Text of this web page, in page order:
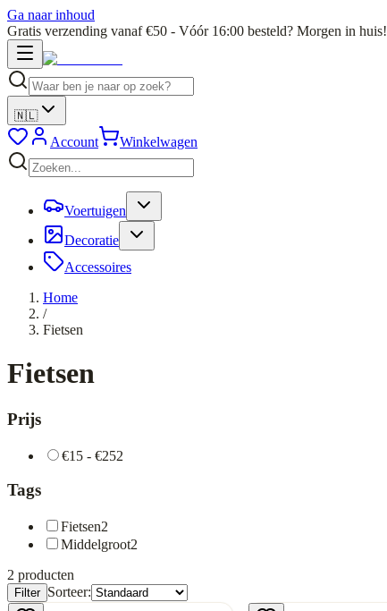
Ga naar inhoud
Gratis verzending vanaf €50 - Vóór 16:00 besteld? Morgen in huis!
🇳🇱
Account Winkelwagen
Voertuigen
Decoratie
Accessoires
Home
/
Fietsen
Fietsen
Prijs
€15 - €252
Tags
Fietsen2
Middelgroot2
2 producten
Filter Sorteer: